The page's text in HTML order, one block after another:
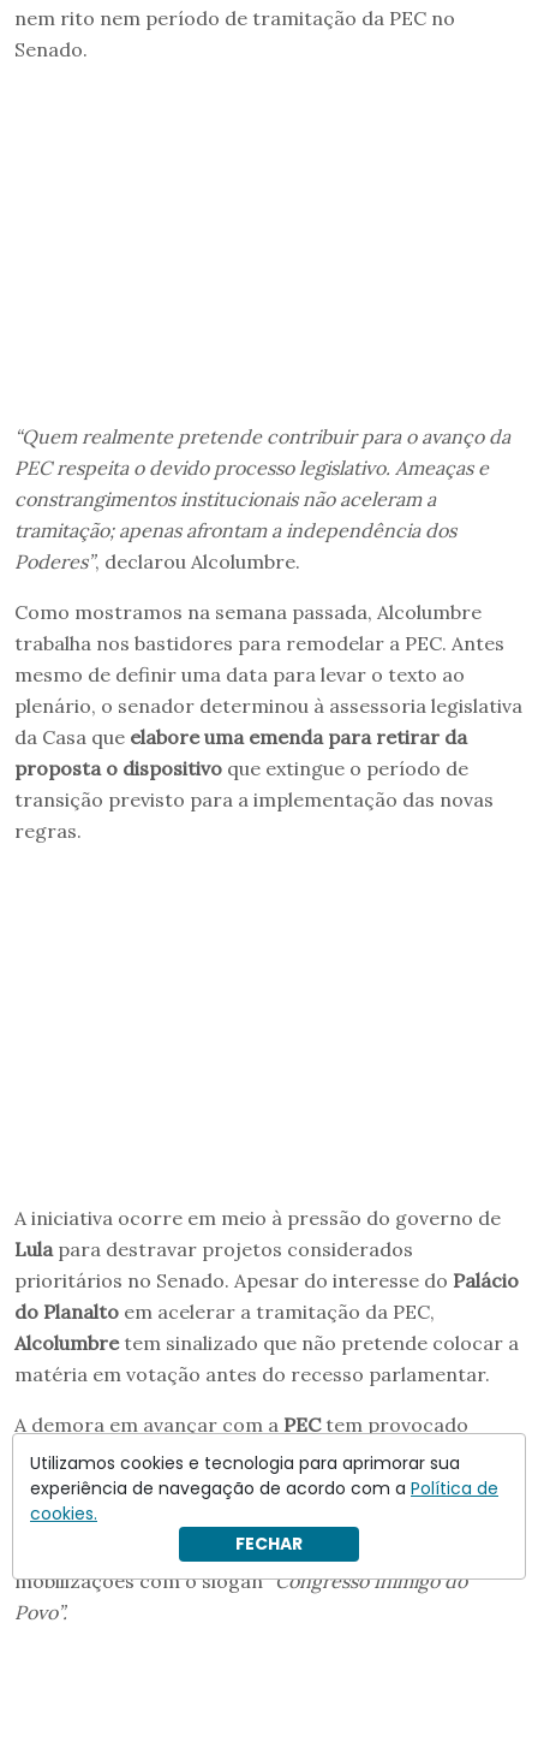
nem rito nem período de tramitação da PEC no
Senado.
“Quem realmente pretende contribuir para o avanço da
PEC respeita o devido processo legislativo. Ameaças e
constrangimentos institucionais não aceleram a
tramitação; apenas afrontam a independência dos
Poderes”, declarou Alcolumbre.
Como mostramos na semana passada, Alcolumbre
trabalha nos bastidores para remodelar a PEC. Antes
mesmo de definir uma data para levar o texto ao
plenário, o senador determinou à assessoria legislativa
da Casa que elabore uma emenda para retirar da
proposta o dispositivo que extingue o período de
transição previsto para a implementação das novas
regras.
A iniciativa ocorre em meio à pressão do governo de
Lula para destravar projetos considerados
prioritários no Senado. Apesar do interesse do Palácio
do Planalto em acelerar a tramitação da PEC,
Alcolumbretem sinalizado que não pretende colocar a
matéria em votação antes do recesso parlamentar.
A demora em avançar com a PEC tem provocado
reação dentro do PT. Integrantes da legenda
passaram a discutir estratégias para aumentar a
pressão sobre o comando do Senado, incluindo
campanhas nas redes sociais e a retomada de
mobilizações com o slogan“Congresso Inimigo do
Povo”.
Utilizamos cookies e tecnologia para aprimorar sua
experiência de navegação de acordo com a Política de
cookies.
FECHAR